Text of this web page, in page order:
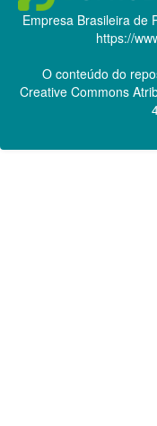
Empresa Brasileira de
https://
O conteúdo do
Creative Commons